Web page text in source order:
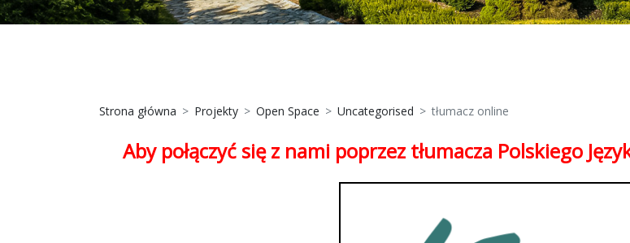
Strona główna Projekty Open Space Uncategorised tłumacz online
Aby połączyć się z nami poprzez tłumacza Polskiego